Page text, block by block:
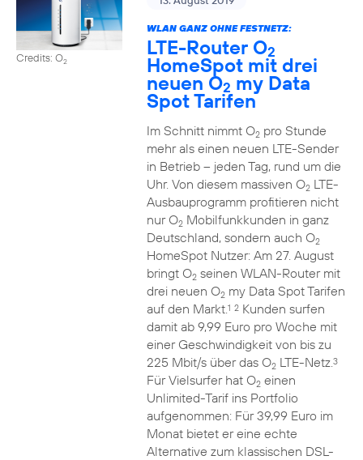
Credits: O2
WLAN GANZ OHNE FESTNETZ:
LTE-Router O2
HomeSpot mit drei
neuen O2 my Data
Spot Tarifen
Im Schnitt nimmt O2pro Stunde
mehr als einen neuen LTE-Sender
in Betrieb – jeden Tag, rund um die
Uhr. Von diesem massiven O2LTE-
Ausbauprogramm profitieren nicht
nur O2Mobilfunkkunden in ganz
Deutschland, sondern auch O2
HomeSpot Nutzer: Am 27. August
bringt O2seinen WLAN-Router mit
drei neuen O2my Data Spot Tarifen
auf den Markt.1 2Kunden surfen
damit ab 9,99 Euro pro Woche mit
einer Geschwindigkeit von bis zu
225 Mbit/s über das O2LTE-Netz.3
Für Vielsurfer hat O2einen
Unlimited-Tarif ins Portfolio
aufgenommen: Für 39,99 Euro im
Monat bietet er eine echte
Alternative zum klassischen DSL-